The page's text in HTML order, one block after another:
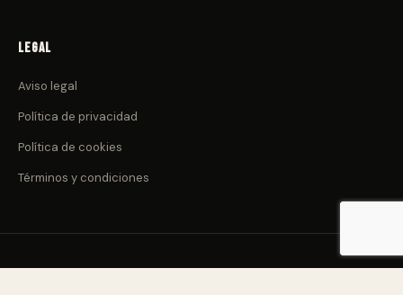
Legal
Aviso legal
Política de privacidad
Política de cookies
Términos y condiciones